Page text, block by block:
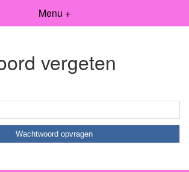
Menu +
vergeten